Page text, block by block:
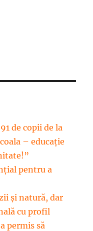
de copii de la
– educație
pentru a
și natură, dar
cu profil
permis să